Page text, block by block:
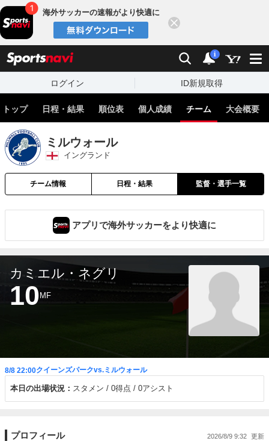
海外サッカーの速報がより快適に
検索 通知
i
ログイン ID新規取得
トップ 日程・結果 順位表 個人成績 チーム 大会概要
ミルウォール
イングランド
チーム情報 日程・結果 監督・選手一覧
アプリで海外サッカーをより快適に
カミエル・ネグリ
10 MF
8/8 22:00クイーンズパークvs.ミルウォール
本日の出場状況： スタメン 0得点 0アシスト
プロフィール 2026/8/9 9:32